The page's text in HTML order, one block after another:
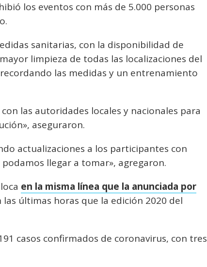
los eventos con más de 5.000 personas
sanitarias, con la disponibilidad de
limpieza de todas las localizaciones del
las medidas y un entrenamiento
las autoridades locales y nacionales para
aseguraron.
actualizaciones a los participantes con
llegar a tomar», agregaron.
en la misma línea que la anunciada por
últimas horas que la edición 2020 del
casos confirmados de coronavirus, con tres